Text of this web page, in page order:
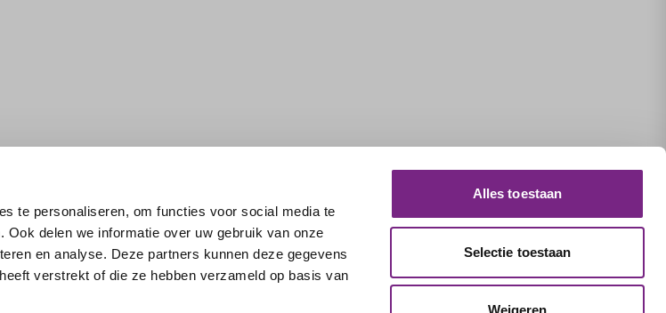
te personaliseren, om functies voor social media te
delen we informatie over uw gebruik van onze
en analyse. Deze partners kunnen deze gegevens
verstrekt of die ze hebben verzameld op basis van
Alles toestaan
Selectie toestaan
Weigeren